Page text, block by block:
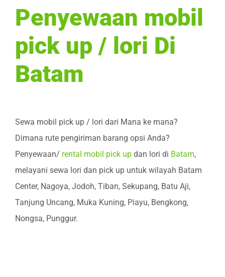
Penyewaan mobil
pick up / lori Di
Batam
Sewa mobil pick up / lori dari Mana ke mana?
Dimana rute pengiriman barang opsi Anda?
Penyewaan/ rental mobil pick up dan lori di Batam,
melayani sewa lori dan pick up untuk wilayah Batam
Center, Nagoya, Jodoh, Tiban, Sekupang, Batu Aji,
Tanjung Uncang, Muka Kuning, Piayu, Bengkong,
Nongsa, Punggur.